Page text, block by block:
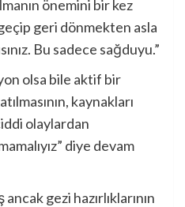
önemini bir kez
geri dönmekten asla
Bu sadece sağduyu.”
olsa bile aktif bir
kaynakları
olaylardan
diye devam
gezi hazırlıklarının